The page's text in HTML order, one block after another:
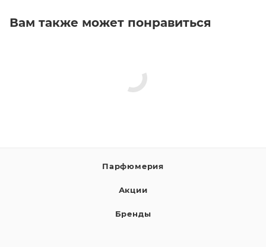
Вам также может понравиться
Парфюмерия
Акции
Бренды